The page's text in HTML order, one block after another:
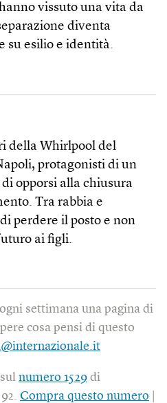
vissuto una vita da
diventa
su esilio e identità.
della Whirlpool del
protagonisti di un
opporsi alla chiusura
Tra rabbia e
perdere il posto e non
ai figli.
settimana una pagina di
cosa pensi di questo
numero 1529 di
Compra questo numero